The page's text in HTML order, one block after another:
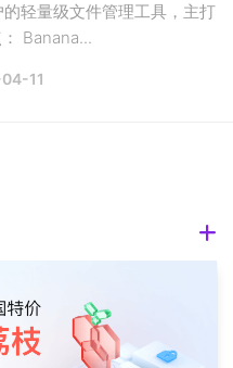
轻量级文件管理工具，主打
Banana...
11